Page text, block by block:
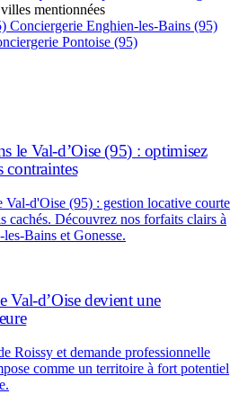
mentionnées
Conciergerie Enghien-les-Bains (95)
Pontoise (95)
le Val-d’Oise (95) : optimisez
contraintes
d'Oise (95) : gestion locative courte
cachés. Découvrez nos forfaits clairs à
Bains et Gonesse.
Val-d’Oise devient une
Roissy et demande professionnelle
comme un territoire à fort potentiel